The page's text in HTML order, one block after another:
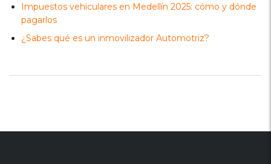
Impuestos vehiculares en Medellín 2025: cómo y dónde
pagarlos
¿Sabes qué es un inmovilizador Automotriz?